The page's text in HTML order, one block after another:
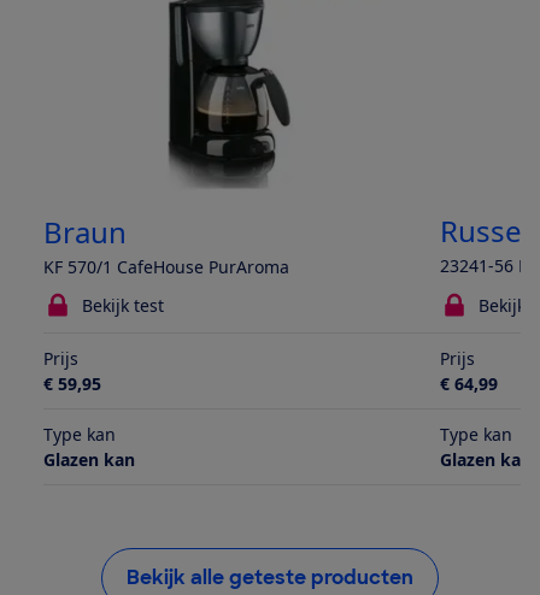
Braun
KF 570/1 CafeHouse PurAroma
23241-56
Bekijk test
Bekijk
Prijs
€ 59,95
Prijs
€ 64,99
Type kan
Glazen kan
Type kan
Glazen kan
Bekijk alle geteste producten